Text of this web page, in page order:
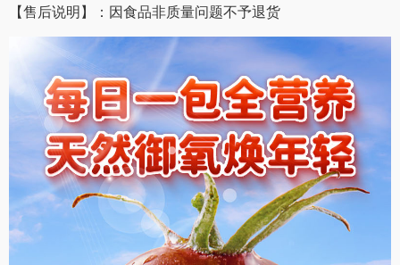
【售后说明】：因食品非质量问题不予退货